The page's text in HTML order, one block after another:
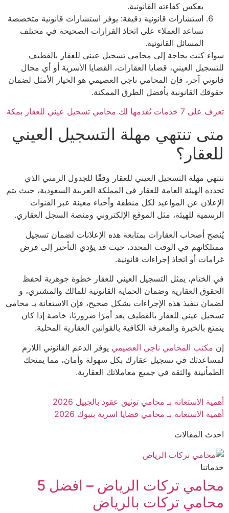
يعكس كفاءته القانونية.
استشارات قانونية دقيقة: يوفر استشارات قانونية متخصصة
تساعد العملاء على اتخاذ القرارات الصحيحة في مختلف
المسائل القانونية.
كنت بحاجة إلى محامي تسجيل عيني للعقار بالقطيف
العيني، قضايا العقارات، القضايا الأسرية أو أي مجال
آخر، فإن المحامي ناجي العصيمي هو الخيار الأمثل لضمان
القانونية بأفضل الطرق الممكنة.
لك محامي تسجيل عيني للعقار بمكة
تنتهي مهلة التسجيل العيني
مهلة التسجيل العيني للعقار وفقًا للجدول الزمني الذي
الهيئة العامة للعقار في المملكة العربية السعودية، حيث يتم
عن المواعيد لكل منطقة وأحياء معينة عبر القنوات
للهيئة، مثل الموقع الإلكتروني ومنصة السجل العقاري.
أصحاب العقارات بمتابعة هذه الإعلانات لضمان تسجيل
في الوقت المحدد، حيث قد يؤدي التأخير إلى فرض
أو اتخاذ إجراءات قانونية.
يمثل التسجيل العيني للعقار خطوة جوهرية لحفظ
العقارية وضمان الحماية القانونية للمالك والمشتري، و
تنفيذ هذه الإجراءات بشكل صحيح، فإن الاستعانة بـ محامي
عيني للعقار بالقطيف يعد أمرًا ضروريًا، خاصة إذا كان
بالخبرة والمعرفة الكافية بالقوانين العقارية المحلية.
مكتب المحامي ناجي العصيمييوفر الدعم القانوني اللازم
في تسجيل عقارك بكل سهولة وأمان، مما يمنحك
والثقة في جميع معاملاتك العقارية.
الاستعانة بـ محامي توثيق عقود بالجبيل 2026
الاستعانة بـ محامي قضايا اسرية بتبوك 2026
المقالات
محامي تركات الرياض – افضل 5
تركات بالرياض